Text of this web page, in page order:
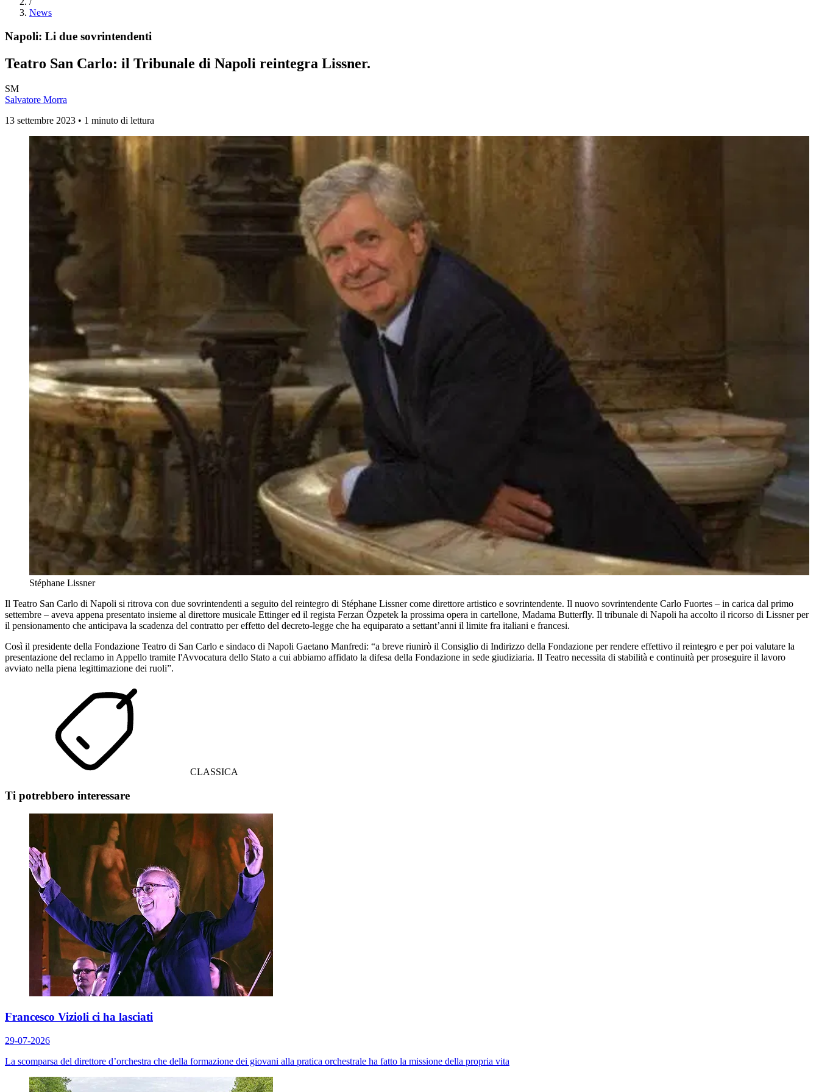
News
Napoli: Li due sovrintendenti
Teatro San Carlo: il Tribunale di Napoli reintegra Lissner.
SM
Salvatore Morra
13 settembre 2023 • 1 minuto di lettura
Stéphane Lissner
Il Teatro San Carlo di Napoli si ritrova con due sovrintendenti a seguito del reintegro di Stéphane Lissner come direttore artistico e sovrintendente. Il nuovo sovrintendente Carlo Fuortes – in carica dal primo
settembre – aveva appena presentato insieme al direttore musicale Ettinger ed il regista Ferzan Özpetek la prossima opera in cartellone, Madama Butterfly. Il tribunale di Napoli ha accolto il ricorso di Lissner per
il pensionamento che anticipava la scadenza del contratto per effetto del decreto-legge che ha equiparato a settant’anni il limite fra italiani e francesi.
Così il presidente della Fondazione Teatro di San Carlo e sindaco di Napoli Gaetano Manfredi: “a breve riunirò il Consiglio di Indirizzo della Fondazione per rendere effettivo il reintegro e per poi valutare la
presentazione del reclamo in Appello tramite l'Avvocatura dello Stato a cui abbiamo affidato la difesa della Fondazione in sede giudiziaria. Il Teatro necessita di stabilità e continuità per proseguire il lavoro
avviato nella piena legittimazione dei ruoli”.
CLASSICA
Ti potrebbero interessare
Francesco Vizioli ci ha lasciati
29-07-2026
La scomparsa del direttore d’orchestra che della formazione dei giovani alla pratica orchestrale ha fatto la missione della propria vita